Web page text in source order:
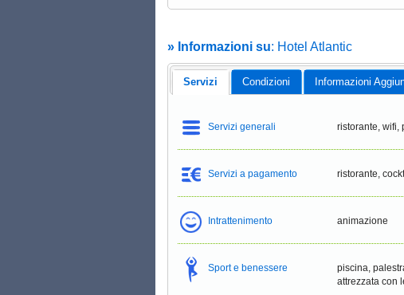
» Informazioni su: Hotel Atlantic
Servizi Condizioni Informazioni
Servizi generali ristorante, wifi,
Servizi a pagamento ristorante,
Intrattenimento animazione
Sport e benessere
piscina,
attrezzata con